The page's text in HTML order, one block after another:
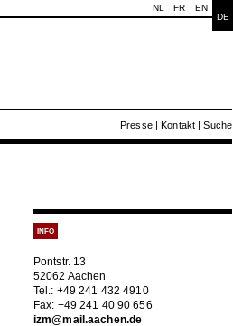
DE
EN
FR
NL
Presse|Kontakt |Suche
INFO
Pontstr. 13
52062 Aachen
Tel.: +49 241 432 4910
Fax: +49 241 40 90 656
izm@mail.aachen.de